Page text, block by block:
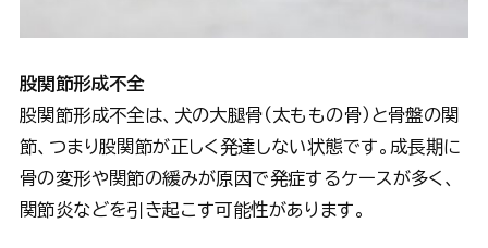
股関節形成不全
股関節形成不全は、犬の大腿骨（太ももの骨）と骨盤の関
節、つまり股関節が正しく発達しない状態です。成長期に
骨の変形や関節の緩みが原因で発症するケースが多く、
関節炎などを引き起こす可能性があります。